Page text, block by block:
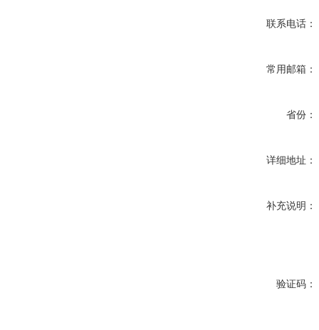
联系电话：
常用邮箱：
省份：
详细地址：
补充说明：
验证码：